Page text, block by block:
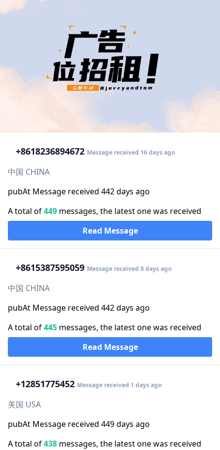
+8618236894672 Message received 16 days ago
中国 CHINA
pubAt Message received 442 days ago
A total of449 messages, the latest one was received
Read Message
+8615387595059 Message received 8 days ago
中国 CHINA
pubAt Message received 442 days ago
A total of445 messages, the latest one was received
Read Message
+12851775452 Message received 1 days ago
美国 USA
pubAt Message received 449 days ago
A total of438 messages, the latest one was received